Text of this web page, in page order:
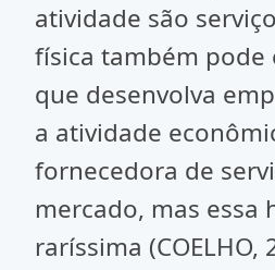
atividade são
física também pode
que desenvolva
a atividade
fornecedora de
mercado, mas essa
raríssima (COELHO,